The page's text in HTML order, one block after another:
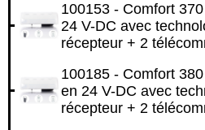
100153 - Comfort
24 V-DC avec
récepteur + 2
100185 - Comfort
en 24 V-DC avec
récepteur + 2